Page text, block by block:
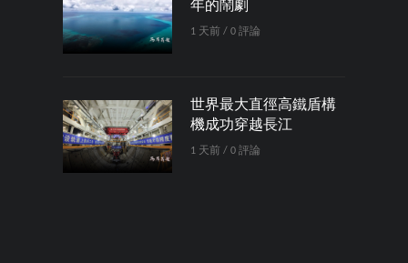
年的鬧劇
1 天前 / 0 評論
世界最大直徑高鐵盾構
機成功穿越長江
1 天前 / 0 評論